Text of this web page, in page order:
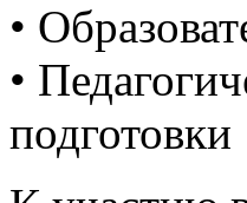
•
•
подготовки